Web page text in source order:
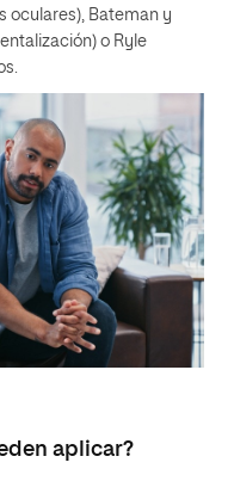
oculares), Bateman y
o Ryle
aplicar?